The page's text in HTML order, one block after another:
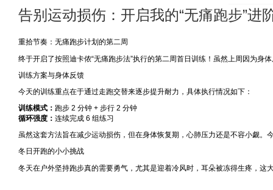
告别运动损伤：开启我的“无痛跑步”进
重拾节奏：无痛跑步计划的第二周
终于开启了按照迪卡侬“无痛跑步法”执行的第二周首日训练！虽然上周因为身
训练方案与身体反馈
今天的训练重点在于通过走跑交替来逐步提升耐力，具体执行情况如下：
训练模式： 跑步 2 分钟 + 步行 2 分钟
循环强度： 连续完成 6 组练习
虽然这套方法旨在减少运动损伤，但在身体恢复期，心肺压力还是不容小觑
冬日开跑的小小挑战
冬天在户外坚持跑步真的需要勇气，尤其是迎着冷风时，耳朵被冻得生疼，